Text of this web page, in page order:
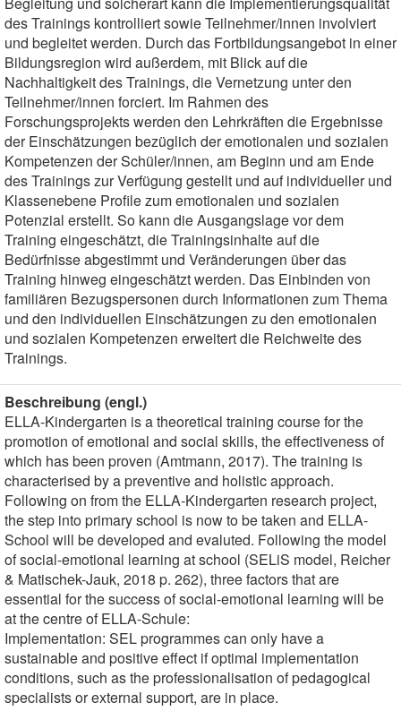
des Trainings kontrolliert sowie Teilnehmer/innen involviert
und begleitet werden. Durch das Fortbildungsangebot in einer
Bildungsregion wird außerdem, mit Blick auf die
Nachhaltigkeit des Trainings, die Vernetzung unter den
Teilnehmer/innen forciert. Im Rahmen des
Forschungsprojekts werden den Lehrkräften die Ergebnisse
der Einschätzungen bezüglich der emotionalen und sozialen
Kompetenzen der Schüler/innen, am Beginn und am Ende
des Trainings zur Verfügung gestellt und auf individueller und
Klassenebene Profile zum emotionalen und sozialen
Potenzial erstellt. So kann die Ausgangslage vor dem
Training eingeschätzt, die Trainingsinhalte auf die
Bedürfnisse abgestimmt und Veränderungen über das
Training hinweg eingeschätzt werden. Das Einbinden von
familiären Bezugspersonen durch Informationen zum Thema
und den individuellen Einschätzungen zu den emotionalen
und sozialen Kompetenzen erweitert die Reichweite des
Trainings.
Beschreibung (engl.)
ELLA-Kindergarten is a theoretical training course for the
promotion of emotional and social skills, the effectiveness of
which has been proven (Amtmann, 2017). The training is
characterised by a preventive and holistic approach.
Following on from the ELLA-Kindergarten research project,
the step into primary school is now to be taken and ELLA-
School will be developed and evaluted. Following the model
of social-emotional learning at school (SELiS model, Reicher
& Matischek-Jauk, 2018 p. 262), three factors that are
essential for the success of social-emotional learning will be
at the centre of ELLA-Schule:
Implementation: SEL programmes can only have a
sustainable and positive effect if optimal implementation
conditions, such as the professionalisation of pedagogical
specialists or external support, are in place.